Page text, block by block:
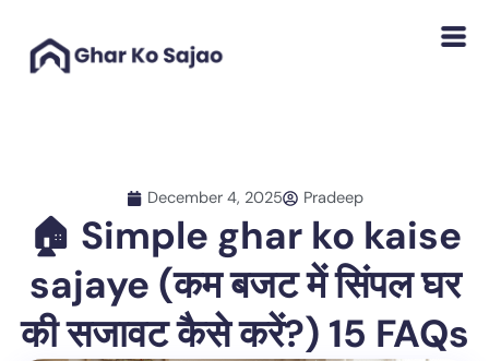
content
December 4, 2025 Pradeep
🏠 Simple ghar ko kaise
sajaye (कम बजट में सिंपल घर
की सजावट कैसे करें?) 15 FAQs